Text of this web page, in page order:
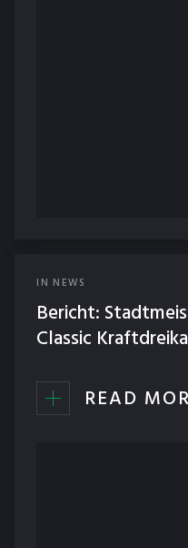
IN NEWS
Bericht:
Classic
READ